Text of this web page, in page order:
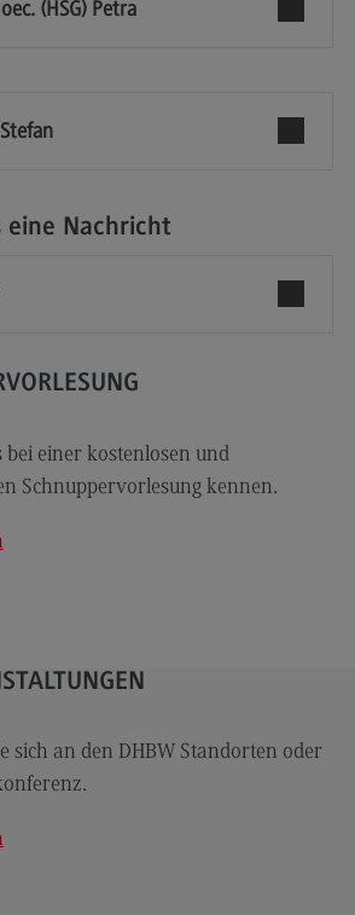
der Sozialen Arbeit
und
(HSG) Petra
eine Nachricht
bei einer kostenlosen und
Schnuppervorlesung kennen.
sich an den DHBW Standorten oder